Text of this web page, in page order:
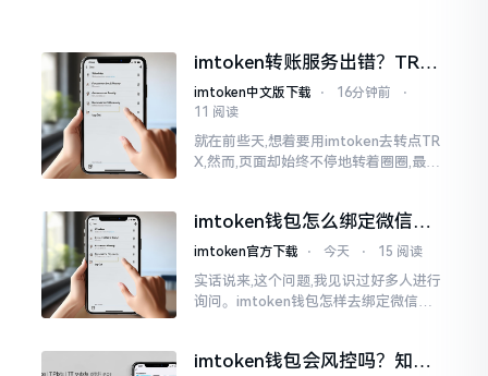
imtoken转账服务出错？TRX
转不出去别慌，这几招试试
imtoken中文版下载 ⋅ 16分钟前
⋅
11 阅读
就在前些天,想着要用imtoken去转点TR
X,然而,页面却始终不停地转着圈圈,最终
imtoken钱包怎么绑定微信？
答案可能让你失望
imtoken官方下载 ⋅ 今天 ⋅ 15 阅读
实话说来,这个问题,我见识过好多人进行
询问。imtoken钱包怎样去绑定微信呢?
试。随后予以明晰
imtoken钱包会风控吗？知乎